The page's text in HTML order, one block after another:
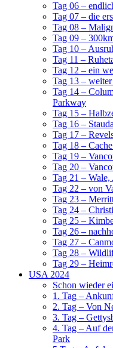
Tag 06 –
Tag 07 – die
Tag 08 –
Tag 09 –
Tag 10 –
Tag 11 –
Tag 12 – ein
Tag 13 – weiter
Tag 14 –
Parkway
Tag 15 –
Tag 16 –
Tag 17 –
Tag 18 –
Tag 19 –
Tag 20 –
Tag 21 –
Tag 22 – von
Tag 23 –
Tag 24 –
Tag 25 –
Tag 26 –
Tag 27 –
Tag 28 –
Tag 29 –
USA 2024
Schon wieder
1. Tag –
2. Tag – Von
3. Tag –
4. Tag – Auf
Park